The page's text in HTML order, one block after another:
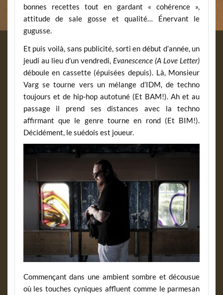
bonnes recettes tout en gardant « cohérence »,
attitude de sale gosse et qualité… Énervant le
gugusse.
Et puis voilà, sans publicité, sorti en début d’année, un
jeudi au lieu d’un vendredi, Evanescence (A Love Letter)
déboule en cassette (épuisées depuis). Là, Monsieur
Varg se tourne vers un mélange d’IDM, de techno
toujours et de hip-hop autotuné (Et BAM!). Ah et au
passage il prend ses distances avec la techno
affirmant que le genre tourne en rond (Et BIM!).
Décidément, le suédois est joueur.
Commençant dans une ambient sombre et décousue
où les touches cyniques affluent comme le parmesan